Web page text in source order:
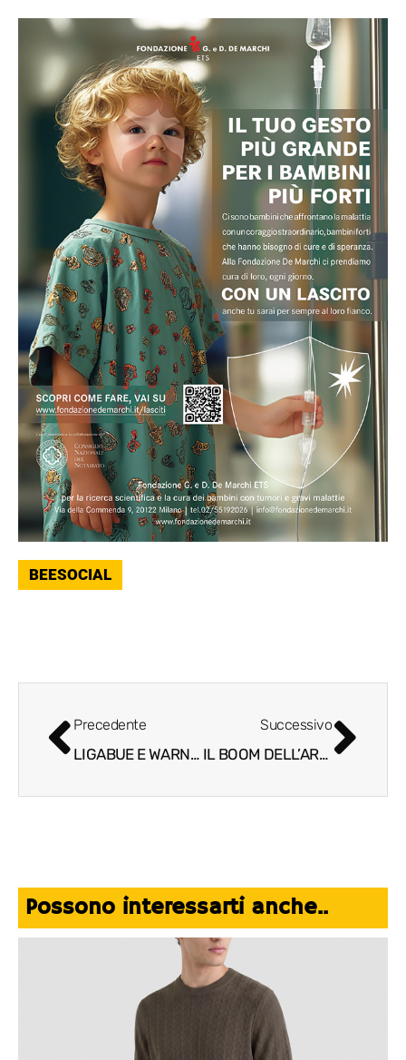
BEESOCIAL
Precedente
LIGABUE E WARNER MUSIC ITALIA FIRMANO UN NUOVO ACCORDO
Successivo
IL BOOM DELL’ARRAMPICATA SPORTIVA, IL NUOVO SPORT DI TENDENZA
Possono interessarti anche..